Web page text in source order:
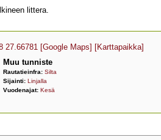
littera.
27.66781 [Google Maps] [Karttapaikka]
Muu tunniste
Rautatieinfra: Silta
Sijainti: Linjalla
Vuodenajat: Kesä